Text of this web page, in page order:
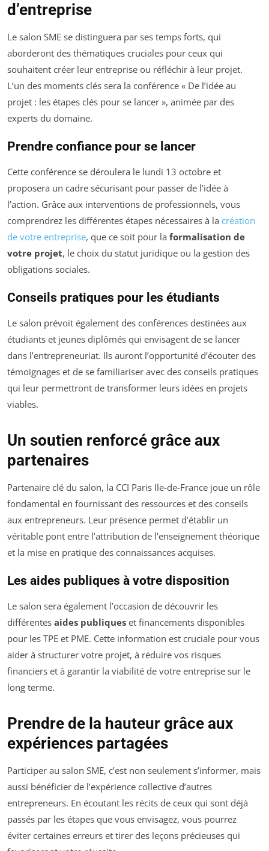
d’entreprise
Le salon SME se distinguera par ses temps forts, qui
aborderont des thématiques cruciales pour ceux qui
souhaitent créer leur entreprise ou réfléchir à leur projet.
L’un des moments clés sera la conférence « De l’idée au
projet : les étapes clés pour se lancer », animée par des
experts du domaine.
Prendre confiance pour se lancer
Cette conférence se déroulera le lundi 13 octobre et
proposera un cadre sécurisant pour passer de l’idée à
l’action. Grâce aux interventions de professionnels, vous
comprendrez les différentes étapes nécessaires à la création
de votre entreprise, que ce soit pour la formalisation de
votre projet, le choix du statut juridique ou la gestion des
obligations sociales.
Conseils pratiques pour les étudiants
Le salon prévoit également des conférences destinées aux
étudiants et jeunes diplômés qui envisagent de se lancer
dans l’entrepreneuriat. Ils auront l’opportunité d’écouter des
témoignages et de se familiariser avec des conseils pratiques
qui leur permettront de transformer leurs idées en projets
viables.
Un soutien renforcé grâce aux
partenaires
Partenaire clé du salon, la CCI Paris Ile-de-France joue un rôle
fondamental en fournissant des ressources et des conseils
aux entrepreneurs. Leur présence permet d’établir un
véritable pont entre l’attribution de l’enseignement théorique
et la mise en pratique des connaissances acquises.
Les aides publiques à votre disposition
Le salon sera également l’occasion de découvrir les
différentes aides publiques et financements disponibles
pour les TPE et PME. Cette information est cruciale pour vous
aider à structurer votre projet, à réduire vos risques
financiers et à garantir la viabilité de votre entreprise sur le
long terme.
Prendre de la hauteur grâce aux
expériences partagées
Participer au salon SME, c’est non seulement s’informer, mais
aussi bénéficier de l’expérience collective d’autres
entrepreneurs. En écoutant les récits de ceux qui sont déjà
passés par les étapes que vous envisagez, vous pourrez
éviter certaines erreurs et tirer des leçons précieuses qui